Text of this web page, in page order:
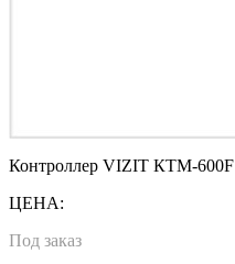
Контроллер VIZIT КТМ-600F
ЦЕНА:
Под заказ